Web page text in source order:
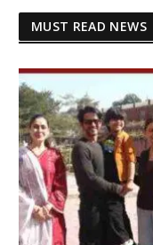
MUST READ NEWS